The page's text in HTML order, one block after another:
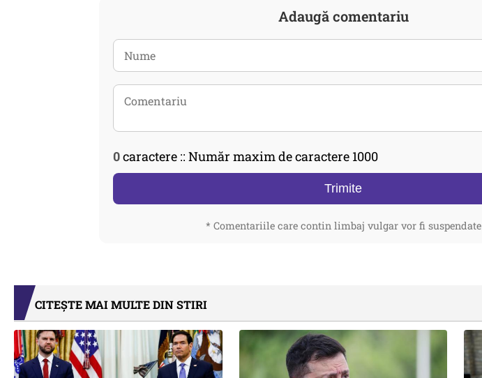
Adaugă comentariu
0caractere :: Număr maxim de caractere 1000
Trimite
* Comentariile care contin limbaj vulgar vor fi suspendate
CITEȘTE MAI MULTE DIN STIRI